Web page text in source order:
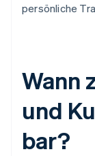
persönliche
Wann
und
bar?